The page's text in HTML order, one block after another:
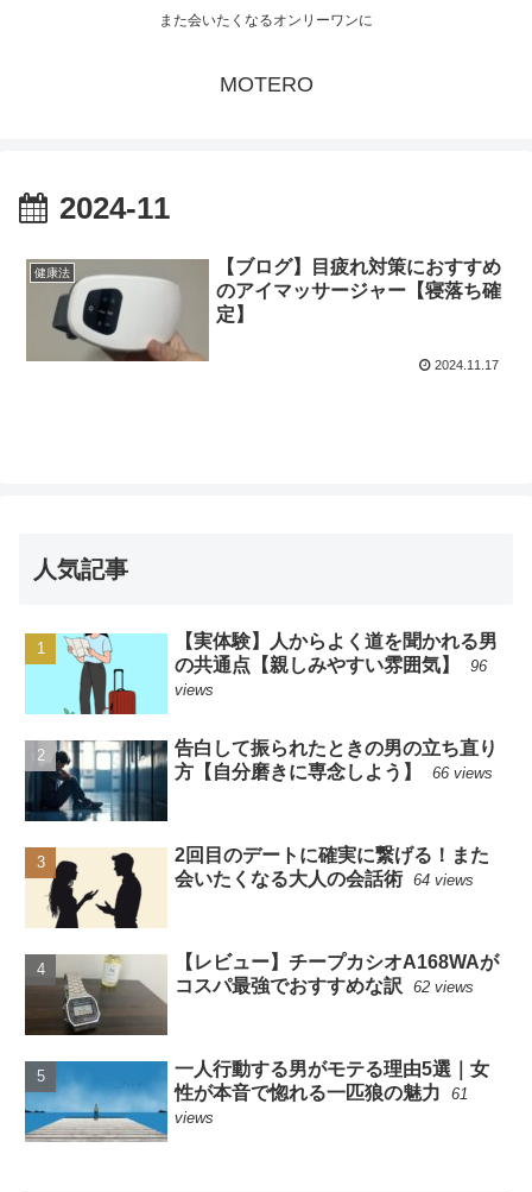
また会いたくなるオンリーワンに
MOTERO
2024-11
健康法
【ブログ】目疲れ対策におすすめ
のアイマッサージャー【寝落ち確
定】
2024.11.17
人気記事
【実体験】人からよく道を聞かれる男
の共通点【親しみやすい雰囲気】
96
views
告白して振られたときの男の立ち直り
方【自分磨きに専念しよう】
66 views
2回目のデートに確実に繋げる！また
会いたくなる大人の会話術
64 views
【レビュー】チープカシオA168WAが
コスパ最強でおすすめな訳
62 views
一人行動する男がモテる理由5選｜女
性が本音で惚れる一匹狼の魅力
61
views